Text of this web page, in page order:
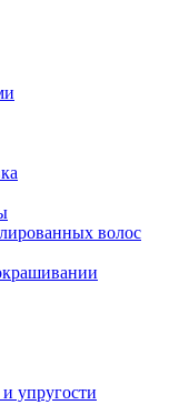
волос
упругости